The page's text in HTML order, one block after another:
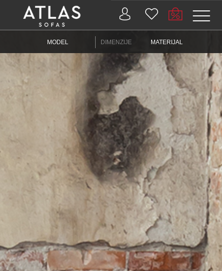
PROIZVODI
AKTUELNOSTI
KONTAKT
BUSINESS
PRETRAŽITE
MODEL DIMENZIJE MATERIJAL